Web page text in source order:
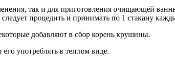
так и для приготовления очищающей
процедить и принимать по 1 стакану
добавляют в сбор корень крушины.
употреблять в теплом виде.